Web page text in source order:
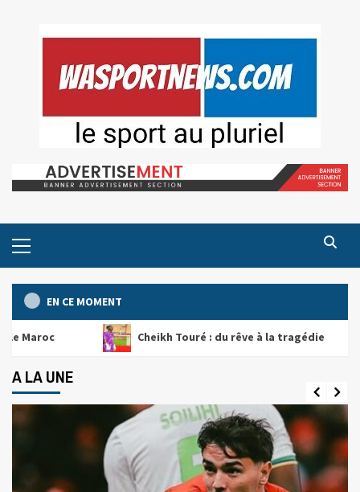
Menu
EN CE MOMENT
Cheikh Touré : du rêve à la tragédie
A LA UNE